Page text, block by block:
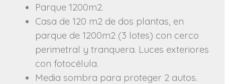
Parque 1200m2.
Casa de 120 m2 de dos plantas, en
parque de 1200m2 (3 lotes) con cerco
perimetral y tranquera. Luces exteriores
con fotocélula.
Media sombra para proteger 2 autos.